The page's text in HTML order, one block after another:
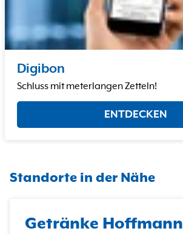
Digibon
Schluss mit meterlangen Zetteln!
ENTDECKEN
Standorte in der Nähe
Getränke Hoffmann